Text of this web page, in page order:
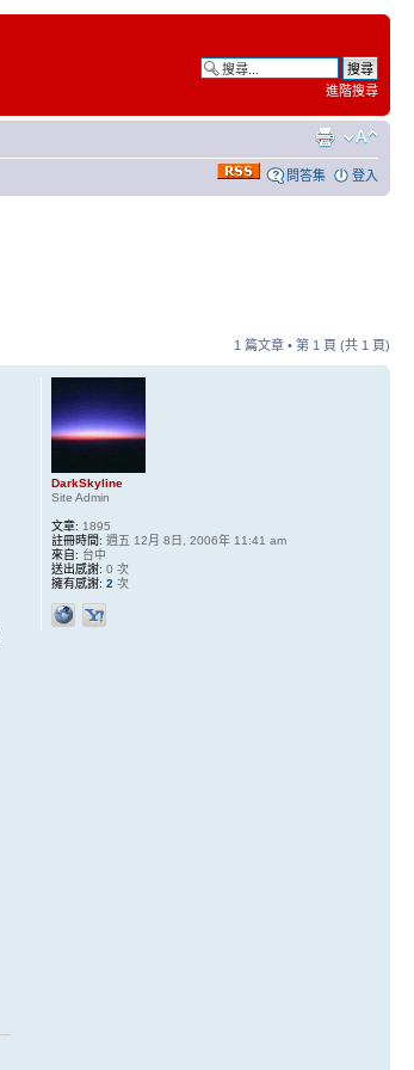
進階搜尋
問答集 登入
1 篇文章 • 第 1 頁 (共 1 頁)
DarkSkyline
Site Admin
文章: 1895
註冊時間: 週五 12月 8日, 2006年 11:41 am
來自: 台中
送出感謝: 0 次
擁有感謝: 2 次